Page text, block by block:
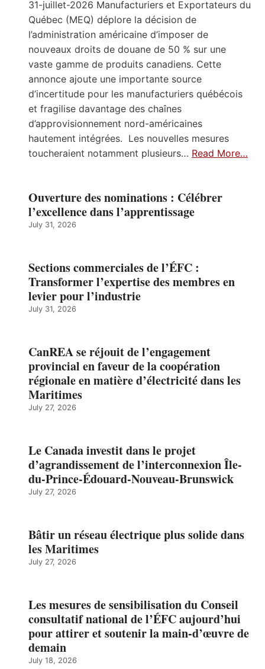
31-juillet-2026 Manufacturiers et Exportateurs du
Québec (MEQ) déplore la décision de
l’administration américaine d’imposer de
nouveaux droits de douane de 50 % sur une
vaste gamme de produits canadiens. Cette
annonce ajoute une importante source
d’incertitude pour les manufacturiers québécois
et fragilise davantage des chaînes
d’approvisionnement nord-américaines
hautement intégrées. Les nouvelles mesures
toucheraient notamment plusieurs… Read More…
Ouverture des nominations : Célébrer
l’excellence dans l’apprentissage
July 31, 2026
Sections commerciales de l’ÉFC :
Transformer l’expertise des membres en
levier pour l’industrie
July 31, 2026
CanREA se réjouit de l’engagement
provincial en faveur de la coopération
régionale en matière d’électricité dans les
Maritimes
July 27, 2026
Le Canada investit dans le projet
d’agrandissement de l’interconnexion Île-
du-Prince-Édouard-Nouveau-Brunswick
July 27, 2026
Bâtir un réseau électrique plus solide dans
les Maritimes
July 27, 2026
Les mesures de sensibilisation du Conseil
consultatif national de l’ÉFC aujourd’hui
pour attirer et soutenir la main-d’œuvre de
demain
July 18, 2026